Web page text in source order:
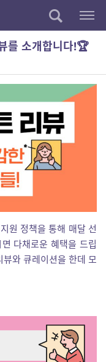
를 소개합니다!🏆
원 정책을 통해 매달 선
다채로운 혜택을 드립
와 큐레이션을 한데 모